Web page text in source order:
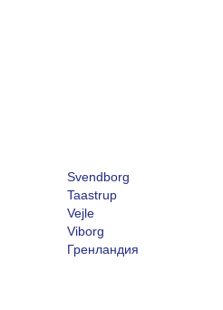
Svendborg
Taastrup
Vejle
Viborg
Гренландия